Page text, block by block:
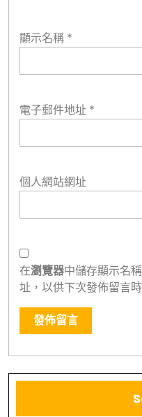
顯示名稱 *
電子郵件地址 *
個人網站網址
在瀏覽器中儲存顯示名
址，以供下次發佈留言